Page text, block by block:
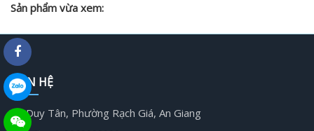
Sản phẩm vừa xem:
LIÊN HỆ
19 Duy Tân, Phường Rạch Giá, An Giang